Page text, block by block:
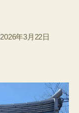
2026年3月22日